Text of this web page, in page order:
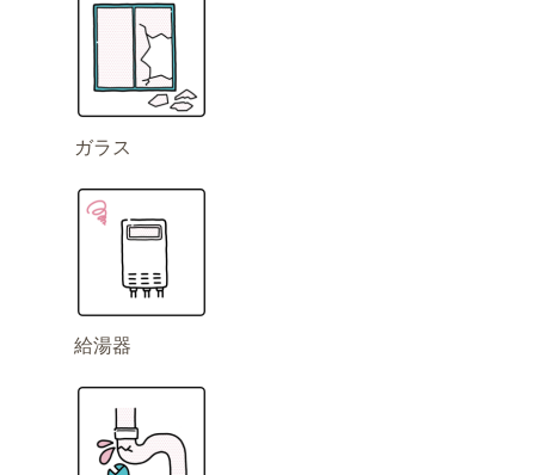
ガラス
給湯器